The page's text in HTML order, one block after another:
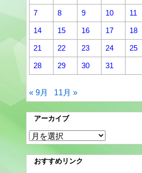
7 8 9 10 11
14 15 16 17 18
21 22 23 24 25
28 29 30 31
« 9月 11月 »
アーカイブ
ア
ー
カおすすめリンク